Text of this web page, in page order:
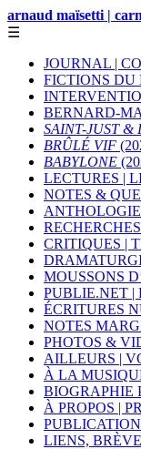
arnaud maïsetti |
☰
JOURNAL |
FICTIONS DU
BERNARD-
SAINT-JUST &
BRÛLÉ VIF
BABYLONE
LECTURES |
NOTES &
CRITIQUES |
MOUSSONS
PUBLIE.NET |
ÉCRITURES
NOTES
PHOTOS &
AILLEURS |
À LA
BIOGRAPHIE
À PROPOS |
LIENS,